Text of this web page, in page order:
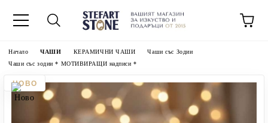
Начало ЧАШИ КЕРАМИЧНИ ЧАШИ
Чаши със Зодии
Чаши със зодии * МОТИВИРАЩИ надписи *